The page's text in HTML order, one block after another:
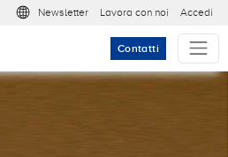
Meta nav
Newsletter Lavora con noi Accedi
Contatti